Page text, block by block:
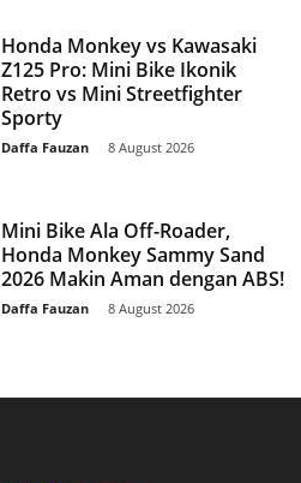
Honda Monkey vs Kawasaki
Z125 Pro: Mini Bike Ikonik
Retro vs Mini Streetfighter
Sporty
Daffa Fauzan 8 August 2026
Mini Bike Ala Off-Roader,
Honda Monkey Sammy Sand
2026 Makin Aman dengan ABS!
Daffa Fauzan 8 August 2026